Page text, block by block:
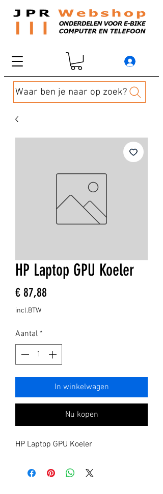
Waar ben je naar op zoek?
HP Laptop GPU Koeler
€ 87,88
incl.BTW
Aantal *
In winkelwagen
Nu kopen
HP Laptop GPU Koeler